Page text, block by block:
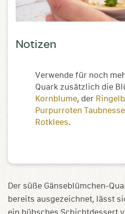
Notizen
Verwende für noch
Quark zusätzlich die
Kornblume, der
Purpurroten
Rotklees.
Der süße Gänseblümchen-
bereits ausgezeichnet, lässt